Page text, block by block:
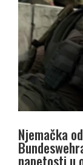
Njemačka
napetosti u